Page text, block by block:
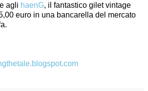
agli haenG, il fantastico gilet vintage
euro in una bancarella del mercato